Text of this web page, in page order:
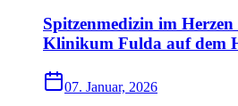
Spitzenmedizin im
Klinikum Fulda auf dem
07. Januar, 2026